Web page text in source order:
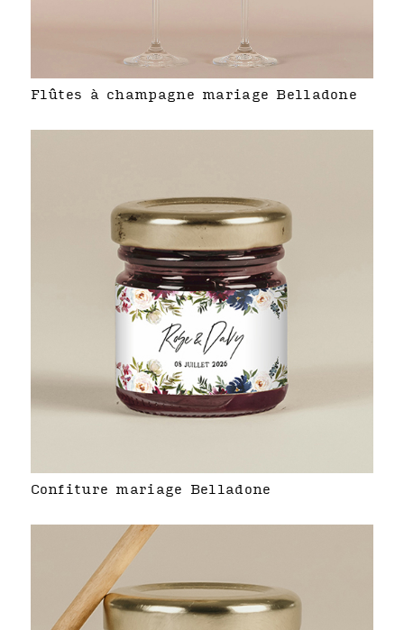
Flûtes à champagne mariage Belladone
Confiture mariage Belladone